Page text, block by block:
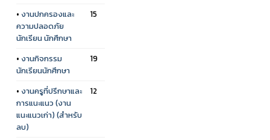
• งานปกครองและ
ความปลอดภัย
นักเรียน นักศึกษา
15
• งานกิจกรรม
นักเรียนนักศึกษา
19
• งานครูที่ปรึกษาและ
การแนะแนว (งาน
แนะแนวเก่า) (สำหรับ
ลบ)
12